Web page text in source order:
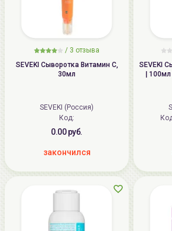
/ 3 отзыва
SEVEKI Сыворотка Витамин C,
30мл
SEVEKI (Россия)
Код:
0.00 руб.
закончился
SEVEKI
| 100мл